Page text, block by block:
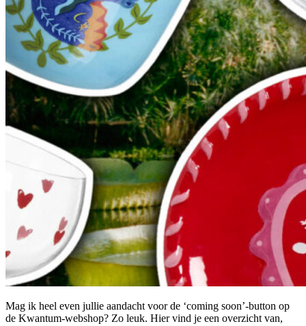
Mag ik heel even jullie aandacht voor de ‘coming soon’-button op
de Kwantum-webshop? Zo leuk. Hier vind je een overzicht van,